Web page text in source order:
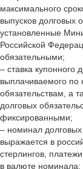
максимального
выпусков долговых
установленные
Российской
обязательными;
– ставка купонного
выплачиваемого по
обязательствам, а
долговых
фиксированными;
– номинал
выражается в
стерлингов,
в валюте номинала;